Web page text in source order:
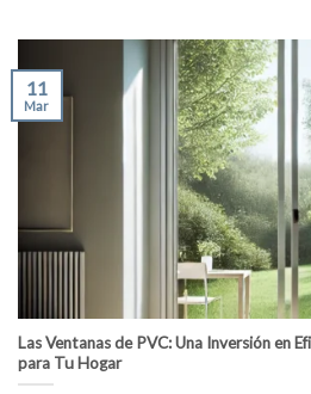
Las Ventanas de PVC: Una Inversión en
para Tu Hogar
11
Mar